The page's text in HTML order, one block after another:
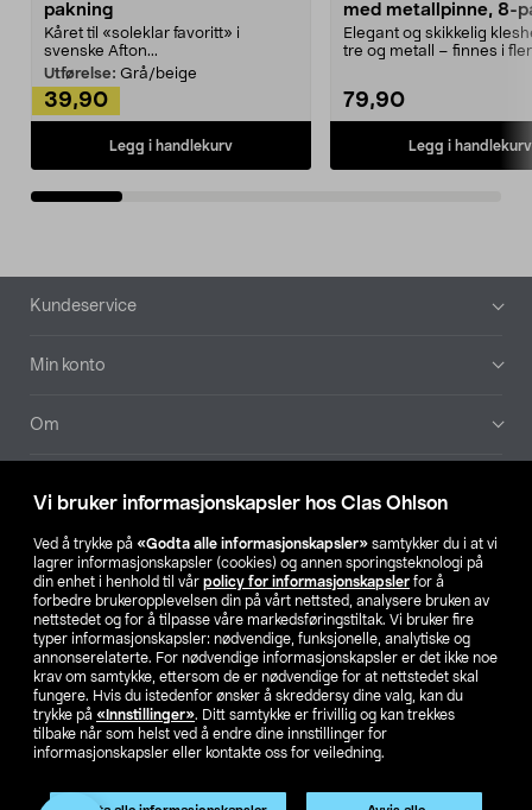
Vi bruker informasjonskapsler hos Clas Ohlson
Ved å trykke på «Godta alle informasjonskapsler» samtykker du i at vi
lagrer informasjonskapsler (cookies) og annen sporingsteknologi på
din enhet i henhold til vår policy for informasjonskapsler for å
forbedre brukeropplevelsen din på vårt nettsted, analysere bruken av
nettstedet og for å tilpasse våre markedsføringstiltak. Vi bruker fire
typer informasjonskapsler: nødvendige, funksjonelle, analytiske og
annonserelaterte. For nødvendige informasjonskapsler er det ikke noe
krav om samtykke, ettersom de er nødvendige for at nettstedet skal
fungere. Hvis du istedenfor ønsker å skreddersy dine valg, kan du
trykke på «Innstillinger». Ditt samtykke er frivillig og kan trekkes
tilbake når som helst ved å endre dine innstillinger for
informasjonskapsler eller kontakte oss for veiledning.
pakning
Kåret til «soleklar favoritt» i
svenske Afton...
Utførelse: Grå/beige
39,90
Legg i handlekurv
med metallpinne, 8-
Elegant og skikkelig
tre og metall – finnes i
79,90
Legg i handlekurv
Bunntekst
Kundeservice
Min konto
Om
Våre selskaper
Finn din butikk
SE NO FI